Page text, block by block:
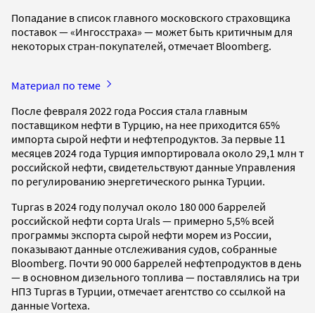
Попадание в список главного московского страховщика
поставок — «Ингосстраха» — может быть критичным для
некоторых стран-покупателей, отмечает Bloomberg.
Материал по теме
После февраля 2022 года Россия стала главным
поставщиком нефти в Турцию, на нее приходится 65%
импорта сырой нефти и нефтепродуктов. За первые 11
месяцев 2024 года Турция импортировала около 29,1 млн т
российской нефти, свидетельствуют данные Управления
по регулированию энергетического рынка Турции.
Tupras в 2024 году получал около 180 000 баррелей
российской нефти сорта Urals — примерно 5,5% всей
программы экспорта сырой нефти морем из России,
показывают данные отслеживания судов, собранные
Bloomberg. Почти 90 000 баррелей нефтепродуктов в день
— в основном дизельного топлива — поставлялись на три
НПЗ Tupras в Турции, отмечает агентство со ссылкой на
данные Vortexa.